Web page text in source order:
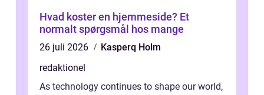
Hvad koster en hjemmeside? Et
normalt spørgsmål hos mange
26 juli 2026
Kasperq Holm
redaktionel
As technology continues to shape our world,